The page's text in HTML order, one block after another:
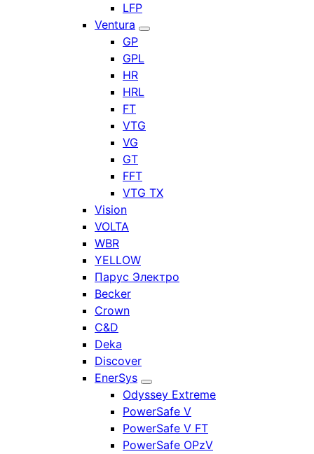
LFP
Ventura
GP
GPL
HR
HRL
FT
VTG
VG
GT
FFT
VTG TX
Vision
VOLTA
WBR
YELLOW
Парус Электро
Becker
Crown
C&D
Deka
Discover
EnerSys
Odyssey Extreme
PowerSafe V
PowerSafe V FT
PowerSafe OPzV